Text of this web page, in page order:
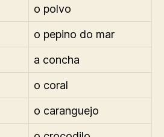
o polvo
o pepino do mar
a concha
o coral
o caranguejo